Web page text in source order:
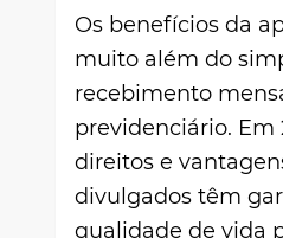
Os benefícios da
muito além do
recebimento
previdenciário. Em
direitos e
divulgados têm
qualidade de vida